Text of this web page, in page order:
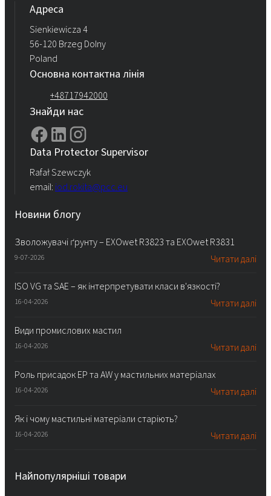
Адреса
Sienkiewicza 4
56-120 Brzeg Dolny
Poland
Основна контактна лінія
+48717942000
Знайди нас
Data Protector Supervisor
Rafał Szewczyk
email: iod.rokita@pcc.eu
Новини блогу
Зволожувачі ґрунту – EXOwet R3823 та EXOwet R3831
9-07-2026 Читати далі
ISO VG та SAE – як інтерпретувати класи в'язкості?
16-04-2026 Читати далі
Види промислових мастил
16-04-2026 Читати далі
Роль присадок EP та AW у мастильних матеріалах
16-04-2026 Читати далі
Як і чому мастильні матеріали старіють?
16-04-2026 Читати далі
Найпопулярніші товари